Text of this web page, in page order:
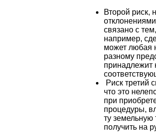
Второй риск,
связано с
например,
может любая
разному
принадлежит
Риск третий
что это
при
процедуры,
ту земельную
получить на